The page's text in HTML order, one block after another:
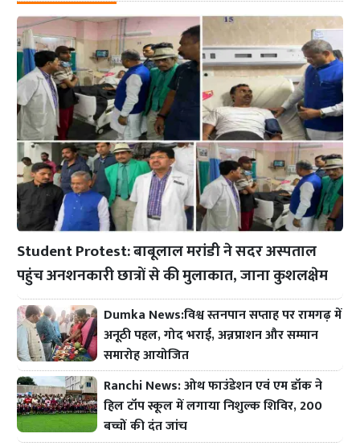
Student Protest: बाबूलाल मरांडी ने सदर अस्पताल
पहुंच अनशनकारी छात्रों से की मुलाकात, जाना कुशलक्षेम
Dumka News:विश्व स्तनपान सप्ताह पर रामगढ़ में
अनूठी पहल, गोद भराई, अन्नप्राशन और सम्मान
समारोह आयोजित
Ranchi News: ओथ फाउंडेशन एवं एम डॉक ने
हिल टॉप स्कूल में लगाया निशुल्क शिविर, 200
बच्चों की दंत जांच